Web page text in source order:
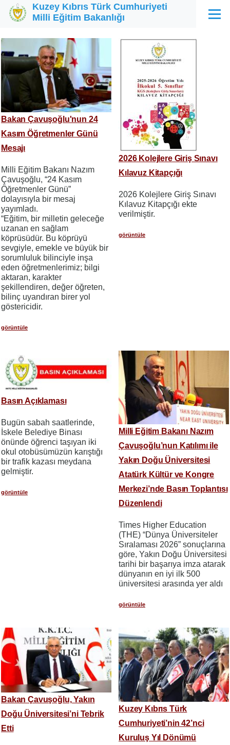
Ana içeriğe atla
Kuzey Kıbrıs Türk Cumhuriyeti
Milli Eğitim Bakanlığı
Menü
Bakan Çavuşoğlu'nun 24
Kasım Öğretmenler Günü
Mesajı
Milli Eğitim Bakanı Nazım
Çavuşoğlu, “24 Kasım
Öğretmenler Günü”
dolayısıyla bir mesaj
yayımladı.
“Eğitim, bir milletin geleceğe
uzanan en sağlam
köprüsüdür. Bu köprüyü
sevgiyle, emekle ve büyük bir
sorumluluk bilinciyle inşa
eden öğretmenlerimiz; bilgi
aktaran, karakter
şekillendiren, değer öğreten,
bilinç uyandıran birer yol
göstericidir.
görüntüle
2026 Kolejlere Giriş Sınavı
Kılavuz Kitapçığı
2026 Kolejlere Giriş Sınavı
Kılavuz Kitapçığı ekte
verilmiştir.
görüntüle
Basın Açıklaması
Bugün sabah saatlerinde,
İskele Belediye Binası
önünde öğrenci taşıyan iki
okul otobüsümüzün karıştığı
bir trafik kazası meydana
gelmiştir.
görüntüle
Milli Eğitim Bakanı Nazım
Çavuşoğlu’nun Katılımı ile
Yakın Doğu Üniversitesi
Atatürk Kültür ve Kongre
Merkezi’nde Basın Toplantısı
Düzenlendi
Times Higher Education
(THE) “Dünya Üniversiteler
Sıralaması 2026” sonuçlarına
göre, Yakın Doğu Üniversitesi
tarihi bir başarıya imza atarak
dünyanın en iyi ilk 500
üniversitesi arasında yer aldı
görüntüle
Bakan Çavuşoğlu, Yakın
Doğu Üniversitesi’ni Tebrik
Etti
Kuzey Kıbrıs Türk
Cumhuriyeti’nin 42’nci
Kuruluş Yıl Dönümü